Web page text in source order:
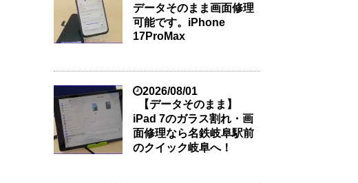
データそのまま画面修理
可能です。iPhone
17ProMax
2026/08/01
【データそのまま】
iPad 7のガラス割れ・画
面修理なら名鉄岐阜駅前
のクイック岐阜へ！